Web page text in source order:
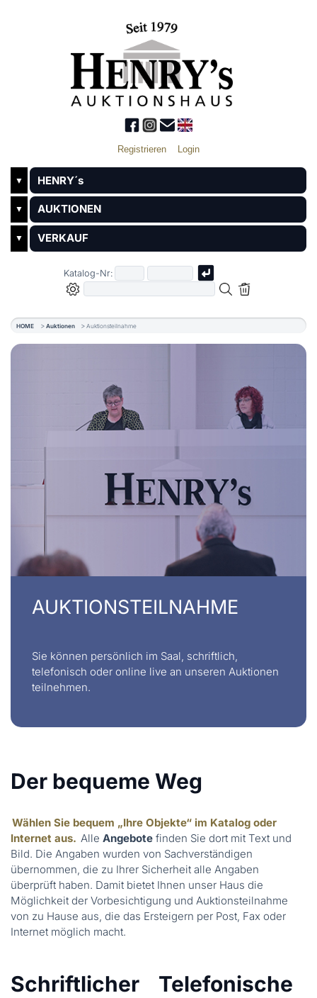
Registrieren Login
▼ HENRY´s
▼ AUKTIONEN
▼ VERKAUF
Katalog-Nr:
HOME Auktionen Auktionsteilnahme
AUKTIONSTEILNAHME
Sie können persönlich im Saal, schriftlich,
telefonisch oder online live an unseren Auktionen
teilnehmen.
Der bequeme Weg
Wählen Sie bequem „Ihre Objekte“ im Katalog oder
Internet aus. Alle Angebotefinden Sie dort mit Text und
Bild. Die Angaben wurden von Sachverständigen
übernommen, die zu Ihrer Sicherheit alle Angaben
überprüft haben. Damit bietet Ihnen unser Haus die
Möglichkeit der Vorbesichtigung und Auktionsteilnahme
von zu Hause aus, die das Ersteigern per Post, Fax oder
Internet möglich macht.
Schriftlicher
Telefonische